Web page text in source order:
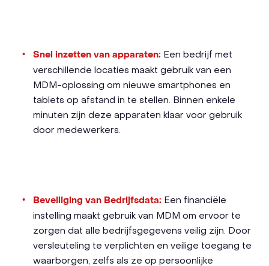
Snel inzetten van apparaten: Een bedrijf met
verschillende locaties maakt gebruik van een
MDM-oplossing om nieuwe smartphones en
tablets op afstand in te stellen. Binnen enkele
minuten zijn deze apparaten klaar voor gebruik
door medewerkers.
Beveiliging van Bedrijfsdata: Een financiële
instelling maakt gebruik van MDM om ervoor te
zorgen dat alle bedrijfsgegevens veilig zijn. Door
versleuteling te verplichten en veilige toegang te
waarborgen, zelfs als ze op persoonlijke